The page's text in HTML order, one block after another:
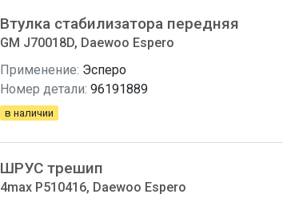
Втулка стабилизатора передняя
GM J70018D, Daewoo Espero
Применение: Эсперо
Номер детали: 96191889
в наличии
ШРУС трешип
4max P510416, Daewoo Espero